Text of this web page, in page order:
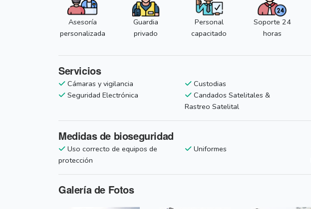
Asesoría
personalizada
Guardia
privado
Personal
capacitado
Soporte 24
horas
Servicios
Cámaras y vigilancia Custodias
Seguridad Electrónica
Candados Satelitales &
Rastreo Satelital
Medidas de bioseguridad
Uso correcto de equipos de
protección
Uniformes
Galería de Fotos